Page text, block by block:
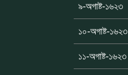
৯-অগাষ্ট-১৬২৩
১০-অগাষ্ট-১৬২৩
১১-অগাষ্ট-১৬২৩